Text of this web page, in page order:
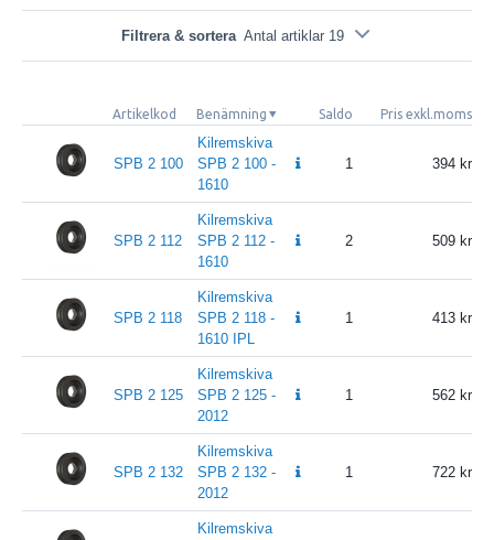
Filtrera & sortera Antal artiklar 19
Artikelkod Benämning Saldo Pris exkl.moms
SPB 2 100
Kilremskiva
SPB 2 100 -
1610
1 394
SPB 2 112
Kilremskiva
SPB 2 112 -
1610
2 509
SPB 2 118
Kilremskiva
SPB 2 118 -
1610 IPL
1 413
SPB 2 125
Kilremskiva
SPB 2 125 -
2012
1 562
SPB 2 132
Kilremskiva
SPB 2 132 -
2012
1 722
Kilremskiva